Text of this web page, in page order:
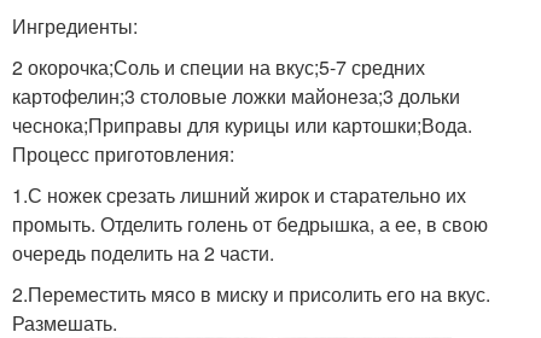
Ингредиенты:
2 окорочка;Соль и специи на вкус;5-7 средних
картофелин;3 столовые ложки майонеза;3 дольки
чеснока;Приправы для курицы или картошки;Вода.
Процесс приготовления:
1.С ножек срезать лишний жирок и старательно их
промыть. Отделить голень от бедрышка, а ее, в свою
очередь поделить на 2 части.
2.Переместить мясо в миску и присолить его на вкус.
Размешать.